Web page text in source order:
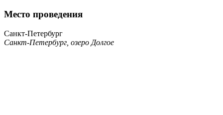
Место проведения
Санкт-Петербург
Санкт-Петербург, озеро Долгое